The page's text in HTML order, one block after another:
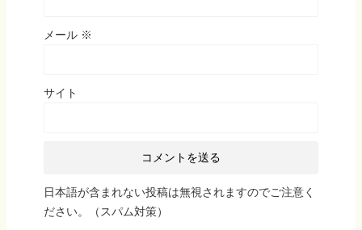
メール ※
サイト
日本語が含まれない投稿は無視されますのでご注意く
ださい。（スパム対策）